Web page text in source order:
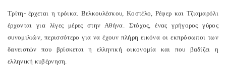
Τρίτη- έρχεται η τρόικα. Βελκουλέσκου, Κοστέλο, Ρέφερ και Τζιαμαρόλι
έρχονται για λίγες μέρες στην Αθήνα. Στόχος, ένας γρήγορος γύρος
συνομιλιών, περισσότερο για να έχουν πλήρη εικόνα οι εκπρόσωποι των
δανειστών που βρίσκεται η ελληνική οικονομία και που βαδίζει η
ελληνική κυβέρνηση.